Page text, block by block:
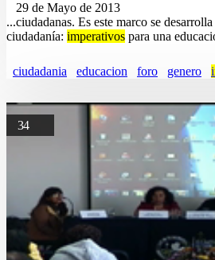
29 de Mayo de 2013
...ciudadanas. Es este marco se
ciudadanía: imperativos para una
ciudadania educacion foro genero
34